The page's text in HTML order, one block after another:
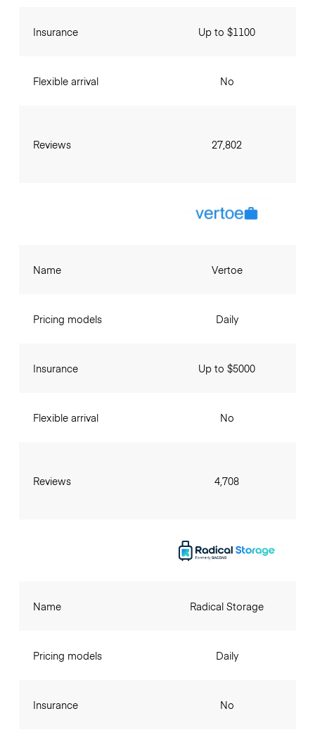
Insurance
Flexible arrival
Reviews
Up to $1100
No
27,802
Name
Pricing models
Insurance
Flexible arrival
Reviews
Vertoe
Daily
Up to $5000
No
4,708
Name
Pricing models
Insurance
Radical Storage
Daily
No